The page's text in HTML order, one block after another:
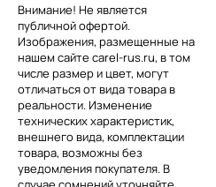
Внимание! Не является
публичной офертой.
Изображения, размещенные на
нашем сайте carel-rus.ru, в том
числе размер и цвет, могут
отличаться от вида товара в
реальности. Изменение
технических характеристик,
внешнего вида, комплектации
товара, возможны без
уведомления покупателя. В